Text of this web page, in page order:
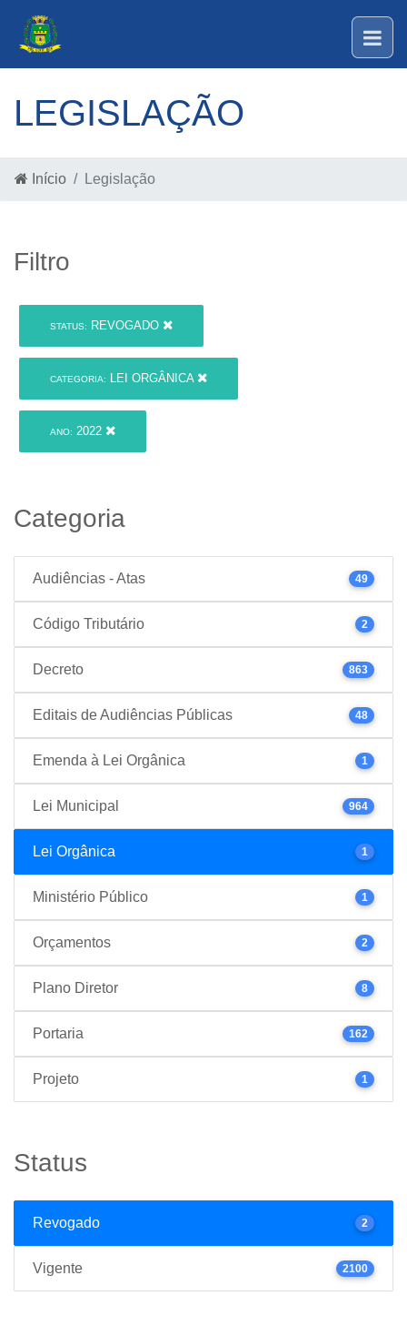
LEGISLAÇÃO
Início Legislação
Filtro
STATUS: REVOGADO
CATEGORIA: LEI ORGÂNICA
ANO: 2022
Categoria
Audiências - Atas 49
Código Tributário 2
Decreto 863
Editais de Audiências Públicas 48
Emenda à Lei Orgânica 1
Lei Municipal 964
Lei Orgânica 1
Ministério Público 1
Orçamentos 2
Plano Diretor 8
Portaria 162
Projeto 1
Status
Revogado 2
Vigente 2100